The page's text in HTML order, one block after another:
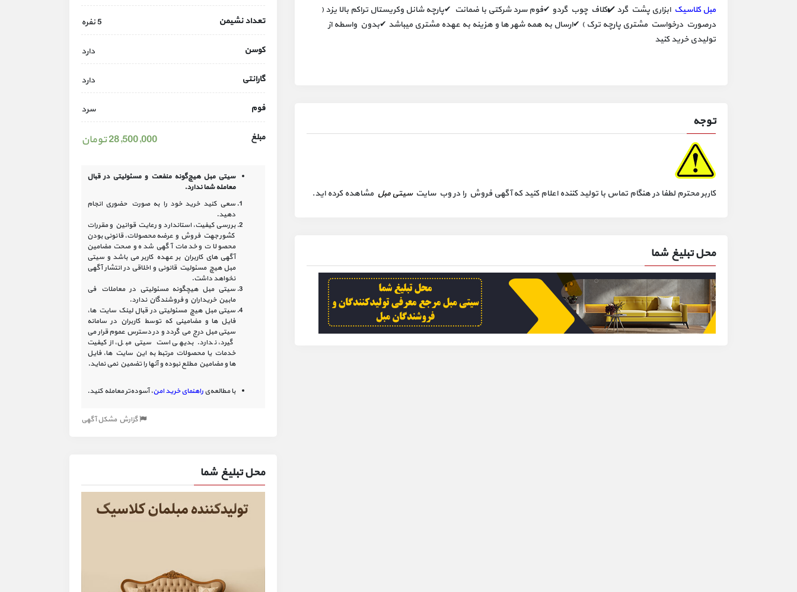
مبل کلاسیک ابزاری پشت گرد ✔️کلاف چوب گردو ✔فوم سرد شرکتی با ضمانت ✔پارچه شانل وکریستال تراکم بالا یزد (
درصورت درخواست مشتری پارچه ترک ) ✔ارسال به همه شهر ها و هزینه به عهده مشتری میباشد ✔بدون واسطه از
تولیدی خرید کنید
توجه
کاربر محترم لطفا در هنگام تماس با تولید کننده اعلام کنید که آگهی فروش را در وب سایتسیتی مبل مشاهده کرده اید.
محل تبلیغ شما
تعداد نشیمن 5 نفره
کوسن دارد
گارانتی دارد
فوم سرد
مبلغ 28,500,000 تومان
سیتی مبل هیچ‌گونه منفعت و مسئولیتی درقبال
معامله شما ندارد.
سعی کنید خرید خود را به صورت حضوری انجام
دهید.
بررسی کیفیت، استاندارد و رعایت قوانین و مقررات
کشور جهت فروش و عرضه محصولات، قانونی بودن
محصولات و خدمات آگهی شده و صحت مضامین
آگهی‏ های کاربران بر عهده کاربر می باشد و سیتی
مبل هیچ مسئولیت قانونی و اخلاقی در انتشار آگهی
نخواهد داشت.
سیتی مبل هیچگونه مسئولیتی در معاملات فی
مابین خریداران و فروشندگان ندارد.
سیتی مبل هیچ مسئولیتی در قبال لینک‏ سایت ‏ها،
فایل ‏ها و مضامینی که توسط کاربران در سامانه‏
سیتی مبل درج می گردد و در دسترس عموم قرار می
گیرد، ندارد. بدیهی است سیتی مبل، از کیفیت
خدمات یا محصولات مرتبط به این سایت‏ ها، فایل
ها و مضامین مطلع نبوده و آنها را تضمین نمی نماید.
با مطالعه‌یراهنمای خرید امن، آسوده‌تر معامله کنید.
گزارش مشکل آگهی
محل تبلیغ شما